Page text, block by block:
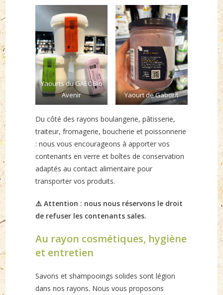
Yaourts du GAEC Bio
Avenir
Yaourt de Gaborit
Du côté des rayons boulangerie, pâtisserie,
traiteur, fromagerie, boucherie et poissonnerie
: nous vous encourageons à apporter vos
contenants en verre et boîtes de conservation
adaptés au contact alimentaire pour
transporter vos produits.
⚠️ Attention : nous nous réservons le droit
de refuser les contenants sales.
Au rayon cosmétiques, hygiène
et entretien
Savons et shampooings solides sont légion
dans nos rayons. Nous vous proposons